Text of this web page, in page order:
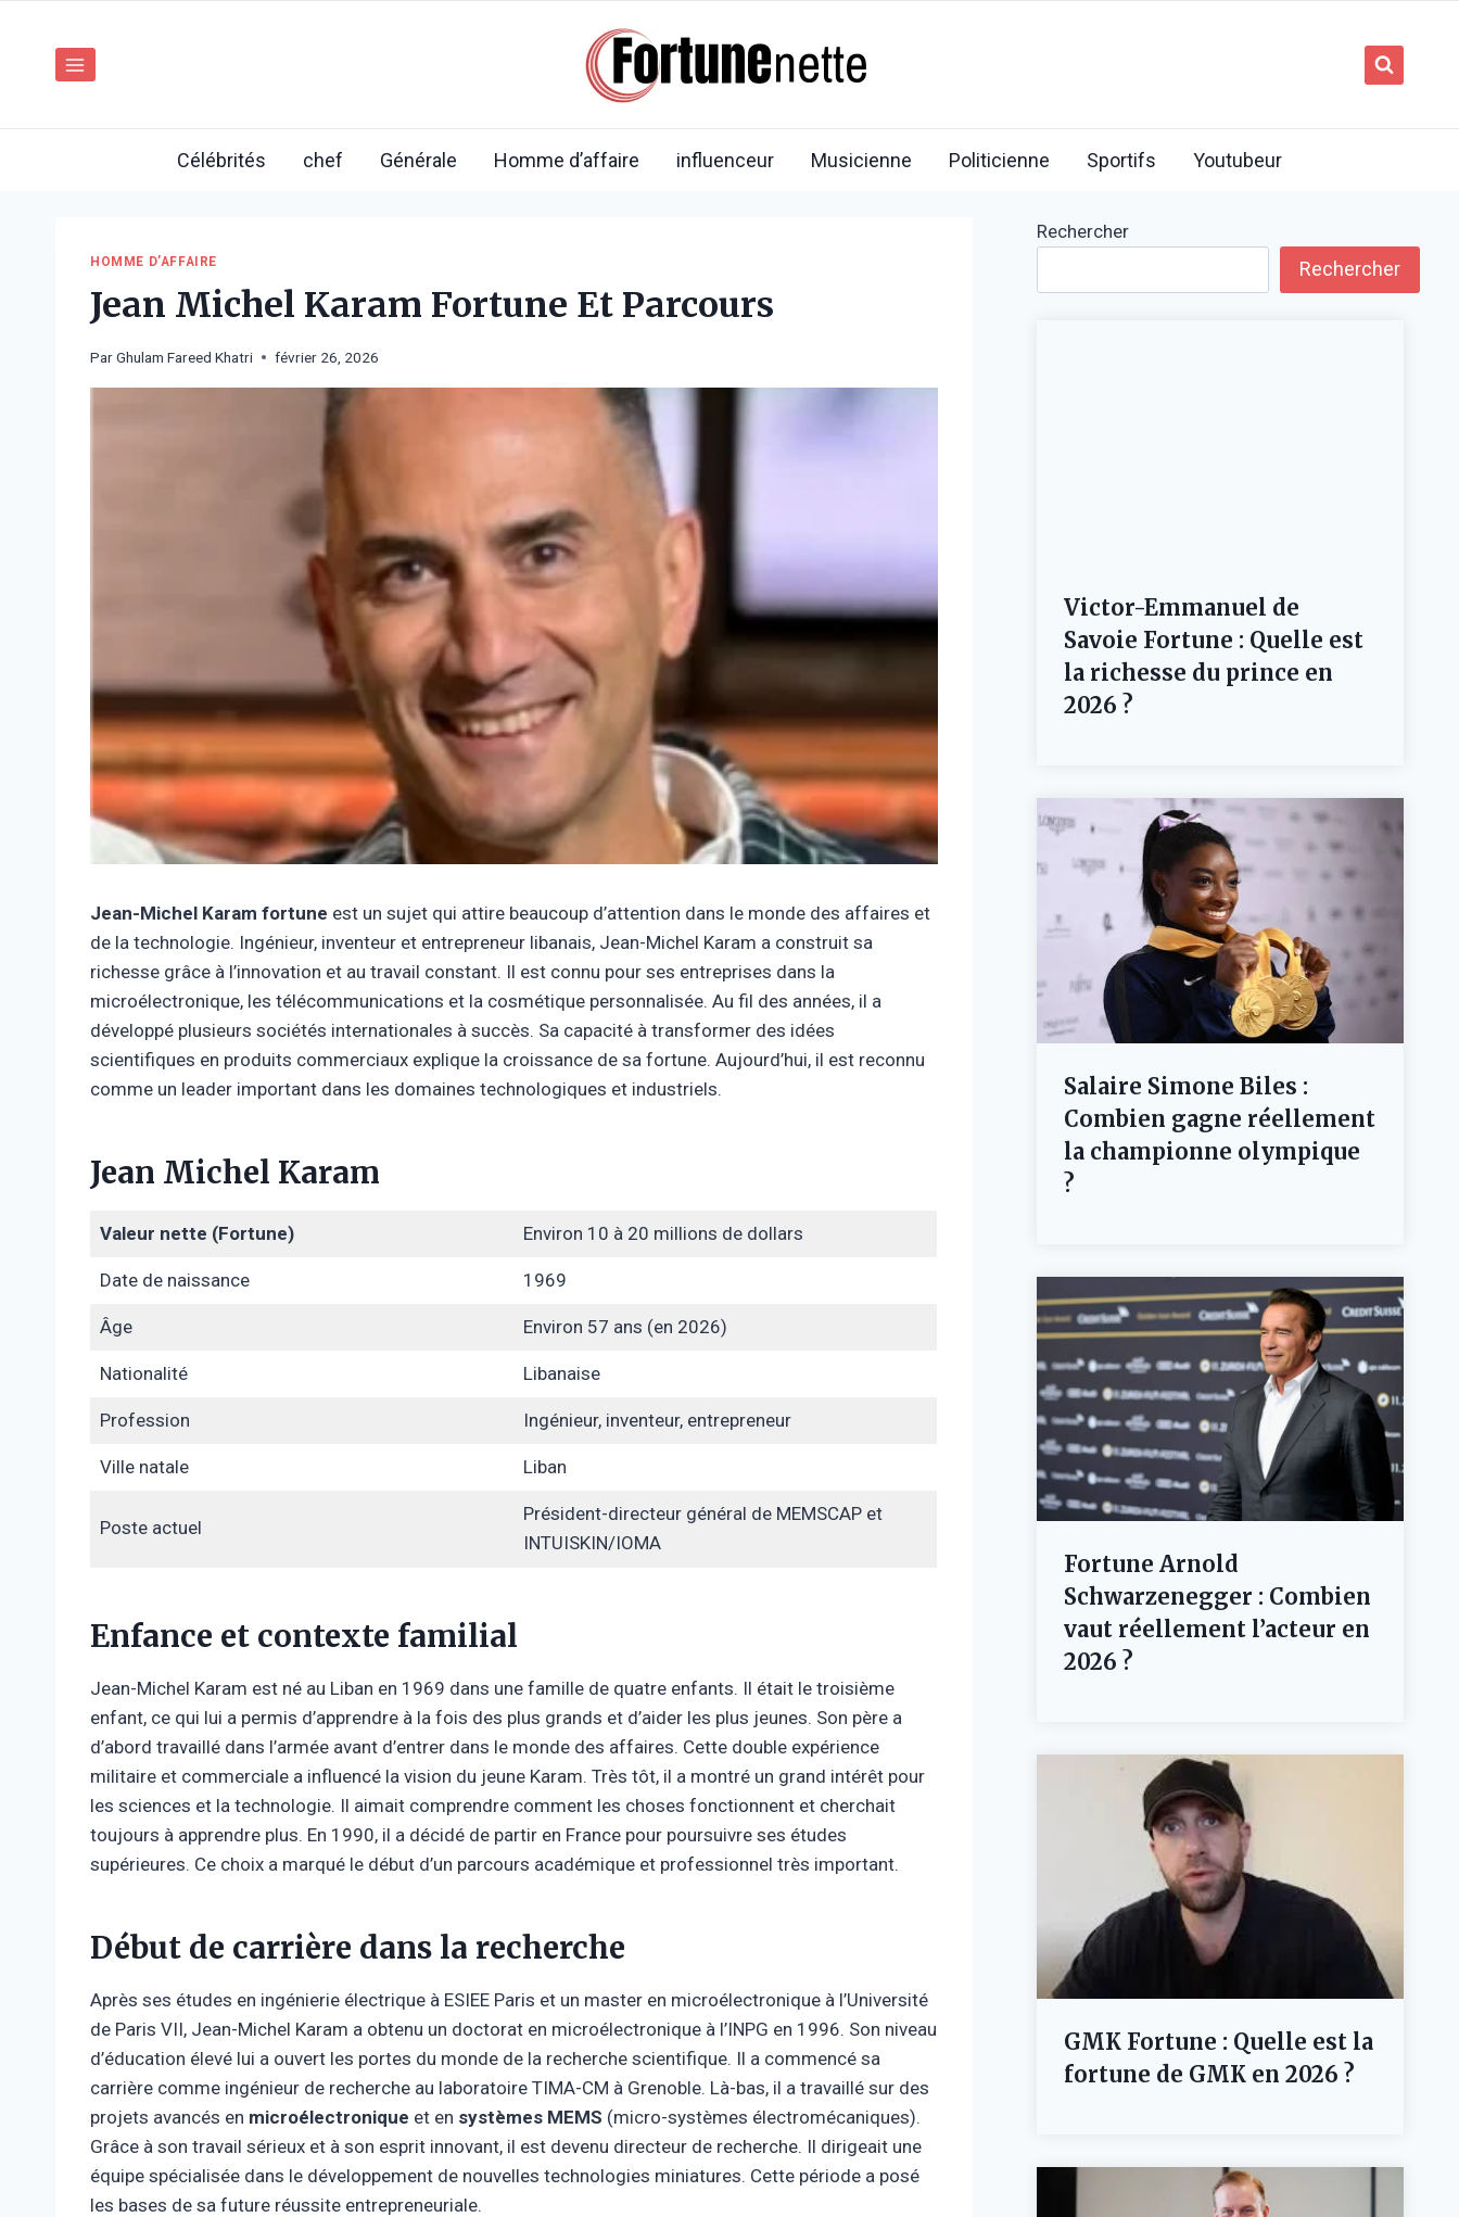
Célébrités chef Générale Homme d’affaire influenceur Musicienne Politicienne Sportifs Youtubeur
HOMME D’AFFAIRE
Jean Michel Karam Fortune Et Parcours
ParGhulam Fareed Khatri février 26, 2026
Jean-Michel Karam fortune est un sujet qui attire beaucoup d’attention dans le monde des affaires et
de la technologie. Ingénieur, inventeur et entrepreneur libanais, Jean-Michel Karam a construit sa
richesse grâce à l’innovation et au travail constant. Il est connu pour ses entreprises dans la
microélectronique, les télécommunications et la cosmétique personnalisée. Au fil des années, il a
développé plusieurs sociétés internationales à succès. Sa capacité à transformer des idées
scientifiques en produits commerciaux explique la croissance de sa fortune. Aujourd’hui, il est reconnu
comme un leader important dans les domaines technologiques et industriels.
Jean Michel Karam
Valeur nette (Fortune) Environ 10 à 20 millions de dollars
Date de naissance 1969
Âge Environ 57 ans (en 2026)
Nationalité Libanaise
Profession Ingénieur, inventeur, entrepreneur
Ville natale Liban
Poste actuel
Président-directeur général de MEMSCAP et
INTUISKIN/IOMA
Enfance et contexte familial
Jean-Michel Karam est né au Liban en 1969 dans une famille de quatre enfants. Il était le troisième
enfant, ce qui lui a permis d’apprendre à la fois des plus grands et d’aider les plus jeunes. Son père a
d’abord travaillé dans l’armée avant d’entrer dans le monde des affaires. Cette double expérience
militaire et commerciale a influencé la vision du jeune Karam. Très tôt, il a montré un grand intérêt pour
les sciences et la technologie. Il aimait comprendre comment les choses fonctionnent et cherchait
toujours à apprendre plus. En 1990, il a décidé de partir en France pour poursuivre ses études
supérieures. Ce choix a marqué le début d’un parcours académique et professionnel très important.
Début de carrière dans la recherche
Après ses études en ingénierie électrique à ESIEE Paris et un master en microélectronique à l’Université
de Paris VII, Jean-Michel Karam a obtenu un doctorat en microélectronique à l’INPG en 1996. Son niveau
d’éducation élevé lui a ouvert les portes du monde de la recherche scientifique. Il a commencé sa
carrière comme ingénieur de recherche au laboratoire TIMA-CM à Grenoble. Là-bas, il a travaillé sur des
projets avancés en microélectronique et en systèmes MEMS (micro-systèmes électromécaniques).
Grâce à son travail sérieux et à son esprit innovant, il est devenu directeur de recherche. Il dirigeait une
équipe spécialisée dans le développement de nouvelles technologies miniatures. Cette période a posé
les bases de sa future réussite entrepreneuriale.
Rechercher
Rechercher
Victor-Emmanuel de
Savoie Fortune : Quelle est
la richesse du prince en
2026 ?
Salaire Simone Biles :
Combien gagne réellement
la championne olympique
?
Fortune Arnold
Schwarzenegger : Combien
vaut réellement l’acteur en
2026 ?
GMK Fortune : Quelle est la
fortune de GMK en 2026 ?